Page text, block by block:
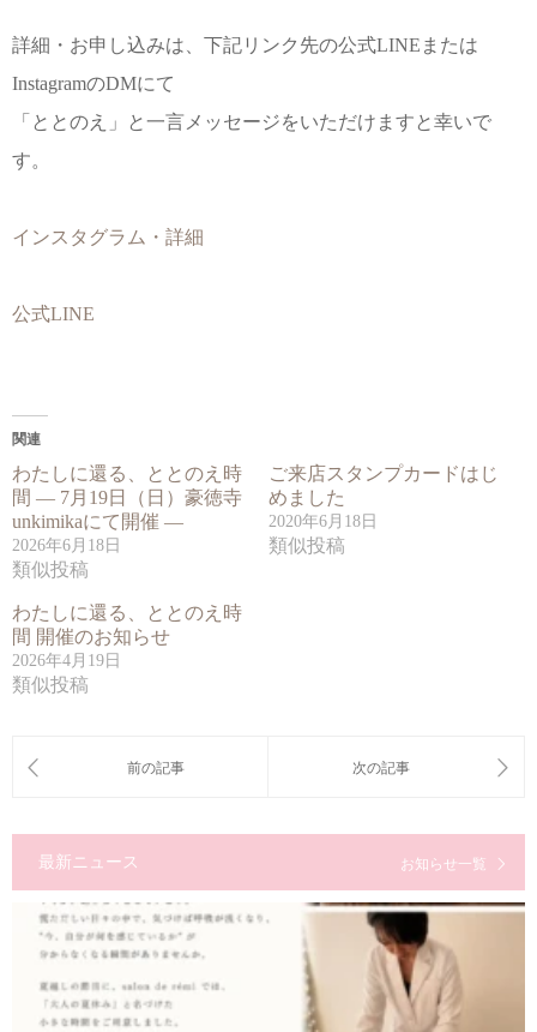
詳細・お申し込みは、下記リンク先の公式LINEまたは
InstagramのDMにて
「ととのえ」と一言メッセージをいただけますと幸いで
す。
インスタグラム・詳細
公式LINE
関連
わたしに還る、ととのえ時
間 ― 7月19日（日）豪徳寺
unkimikaにて開催 ―
2026年6月18日
類似投稿
ご来店スタンプカードはじ
めました
2020年6月18日
類似投稿
わたしに還る、ととのえ時
間 開催のお知らせ
2026年4月19日
類似投稿
最新ニュース お知らせ一覧